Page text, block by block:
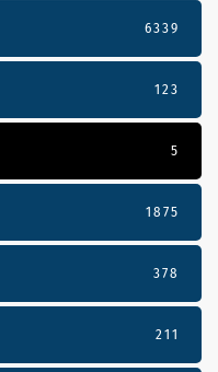
6339
123
5
1875
378
211